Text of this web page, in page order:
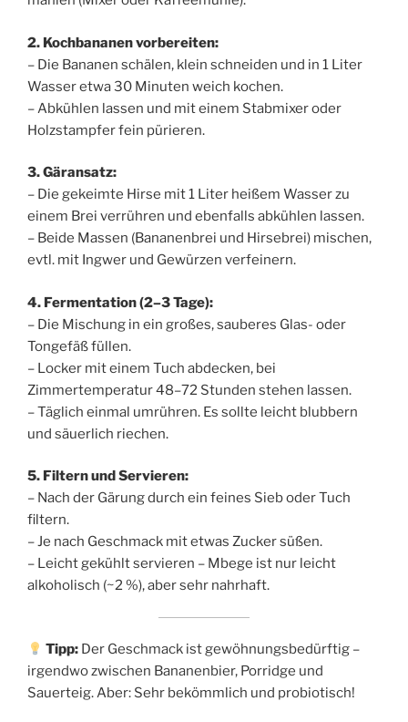
2. Kochbananen vorbereiten:
– Die Bananen schälen, klein schneiden und in 1 Liter
Wasser etwa 30 Minuten weich kochen.
– Abkühlen lassen und mit einem Stabmixer oder
Holzstampfer fein pürieren.
3. Gäransatz:
– Die gekeimte Hirse mit 1 Liter heißem Wasser zu
einem Brei verrühren und ebenfalls abkühlen lassen.
– Beide Massen (Bananenbrei und Hirsebrei) mischen,
evtl. mit Ingwer und Gewürzen verfeinern.
4. Fermentation (2–3 Tage):
– Die Mischung in ein großes, sauberes Glas- oder
Tongefäß füllen.
– Locker mit einem Tuch abdecken, bei
Zimmertemperatur 48–72 Stunden stehen lassen.
– Täglich einmal umrühren. Es sollte leicht blubbern
und säuerlich riechen.
5. Filtern und Servieren:
– Nach der Gärung durch ein feines Sieb oder Tuch
filtern.
– Je nach Geschmack mit etwas Zucker süßen.
– Leicht gekühlt servieren – Mbege ist nur leicht
alkoholisch (~2 %), aber sehr nahrhaft.
Tipp: Der Geschmack ist gewöhnungsbedürftig –
irgendwo zwischen Bananenbier, Porridge und
Sauerteig. Aber: Sehr bekömmlich und probiotisch!